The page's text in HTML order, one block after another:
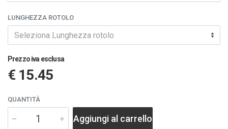
LUNGHEZZA ROTOLO
Seleziona Lunghezza rotolo
Prezzo iva esclusa
€ 15.45
QUANTITÀ
Aggiungi al carrello